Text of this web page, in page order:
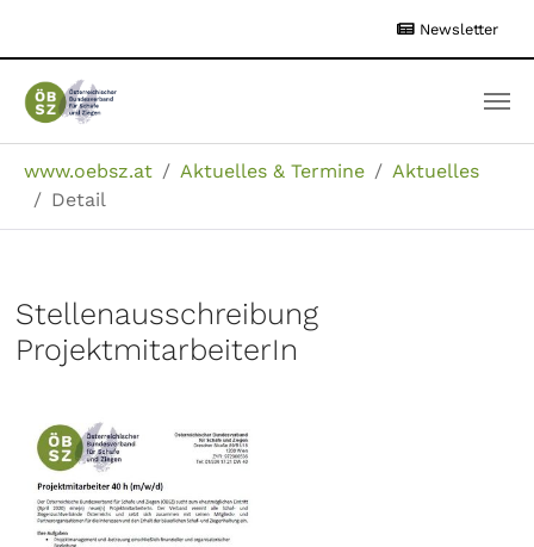
Newsletter
www.oebsz.at Aktuelles & Termine
Aktuelles
Detail
Stellenausschreibung
ProjektmitarbeiterIn